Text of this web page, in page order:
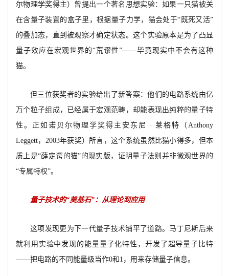
尔物理学奖得主）曾提出一个著名思想实验：如果一只猫被关
在含量子装置的盒子里，根据量子力学，猫会处于“既死又活”
的叠加态，直到被观察才确定状态。这个实验原本是为了凸显
量子效应在宏观世界的“荒谬性”——毕竟现实中不会有这种
猫。
但三位获奖者的实验给出了新答案：他们的电路系统由亿
万个粒子组成，已经属于宏观范畴，却能表现出纯粹的量子特
性。正如诺贝尔物理学奖得主安东尼 · 莱格特（Anthony
Leggett，2003年获奖）所言，这个系统虽然比猫小得多，但本
质上是“薛定谔的猫”的现实版，证明量子法则并非微观世界的
“专属特权”。
量子技术的“奠基石”：从理论到应用
这项发现更为下一代量子技术铺平了道路。马丁尼斯后来
就利用实验中发现的能量量子化特性，开发了超导量子比特
——把电路的不同能量级当作0和1，用来存储量子信息。